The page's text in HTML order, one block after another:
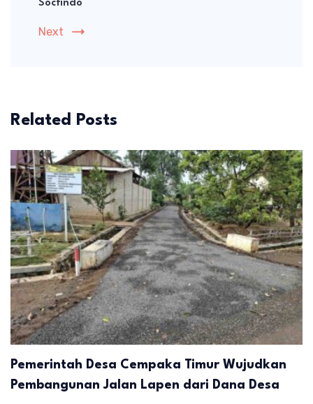
Socfindo
Next
Related Posts
Pemerintah Desa Cempaka Timur Wujudkan
Pembangunan Jalan Lapen dari Dana Desa